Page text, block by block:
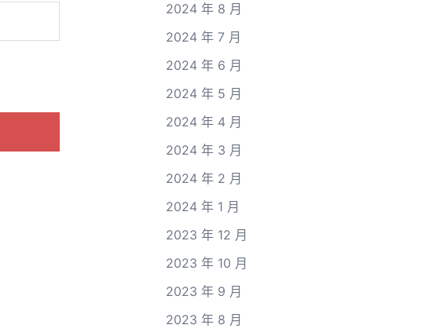
2024 年 8 月
2024 年 7 月
2024 年 6 月
2024 年 5 月
2024 年 4 月
2024 年 3 月
2024 年 2 月
2024 年 1 月
2023 年 12 月
2023 年 10 月
2023 年 9 月
2023 年 8 月